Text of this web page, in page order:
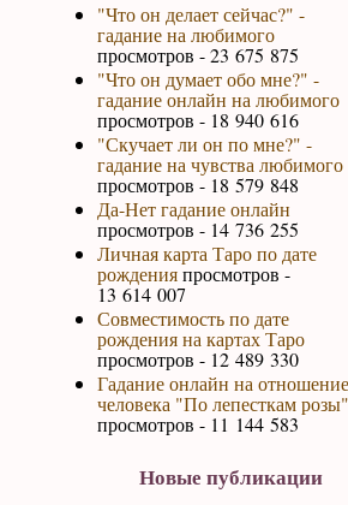
"Что он делает сейчас?" -
гадание на любимого
просмотров - 23 675 875
"Что он думает обо мне?" -
гадание онлайн на любимого
просмотров - 18 940 616
"Скучает ли он по мне?" -
гадание на чувства любимого
просмотров - 18 579 848
Да-Нет гадание онлайн
просмотров - 14 736 255
Личная карта Таро по дате
рожденияпросмотров -
13 614 007
Совместимость по дате
рождения на картах Таро
просмотров - 12 489 330
Гадание онлайн на отношение
человека "По лепесткам розы"
просмотров - 11 144 583
Новые публикации